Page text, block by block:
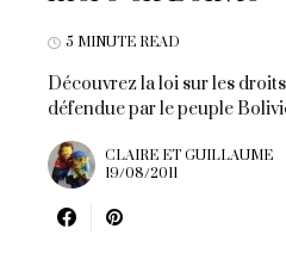
5 MINUTE READ
Découvrez la loi sur les
défendue par le peuple
CLAIRE ET GUILLAUME
19/08/2011